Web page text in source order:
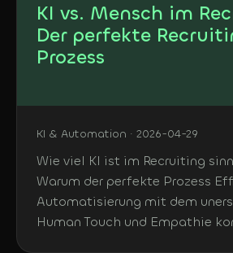
KI vs. Mensch im
Der perfekte
Prozess
KI & Automation · 2026-04-29
Wie viel KI ist im Recruiting
Warum der perfekte Prozess
Automatisierung mit dem
Human Touch und Empathie